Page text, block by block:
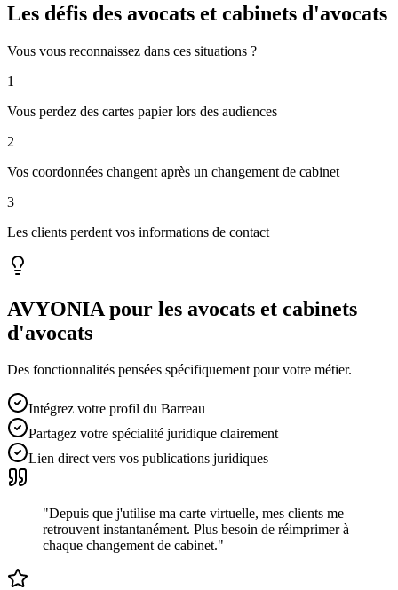
Les défis des avocats et cabinets d'avocats
Vous vous reconnaissez dans ces situations ?
1
Vous perdez des cartes papier lors des audiences
2
Vos coordonnées changent après un changement de cabinet
3
Les clients perdent vos informations de contact
AVYONIA pour les avocats et cabinets
d'avocats
Des fonctionnalités pensées spécifiquement pour votre métier.
Intégrez votre profil du Barreau
Partagez votre spécialité juridique clairement
Lien direct vers vos publications juridiques
"Depuis que j'utilise ma carte virtuelle, mes clients me
retrouvent instantanément. Plus besoin de réimprimer à
chaque changement de cabinet."